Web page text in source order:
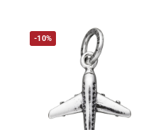
-10%